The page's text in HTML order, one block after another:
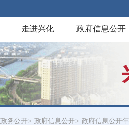
走进兴化 政府信息公开
政务公开> 政府信息公开> 政府信息公开